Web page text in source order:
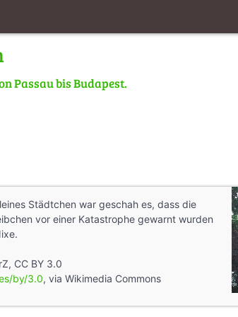
Passau bis Budapest.
Städtchen war geschah es, dass die
vor einer Katastrophe gewarnt wurden
CC BY 3.0
by/3.0, via Wikimedia Commons